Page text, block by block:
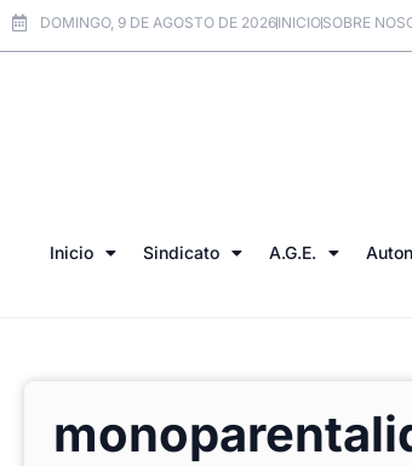
DOMINGO, 9 DE AGOSTO DE 2026INICIOSOBRE
Inicio Sindicato A.G.E.